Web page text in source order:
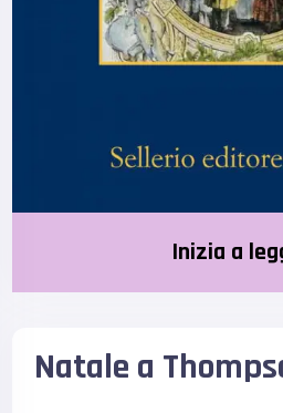
Inizia a
Natale a